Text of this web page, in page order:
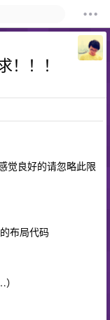
！！
觉良好的请忽略此限
布局代码